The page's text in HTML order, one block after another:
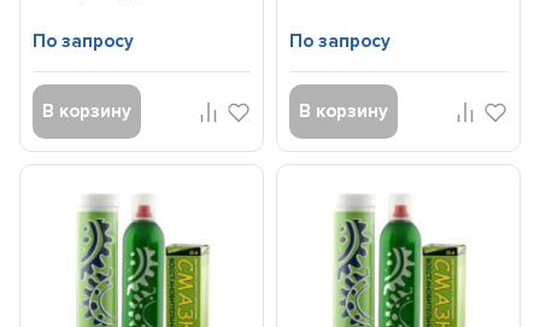
По запросу
В корзину
По запросу
В корзину